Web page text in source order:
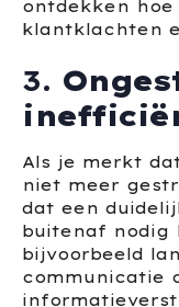
ontdekken
klantklachten
3.
Als je merkt
niet meer
dat een
buitenaf nodig
bijvoorbeeld
communicatie